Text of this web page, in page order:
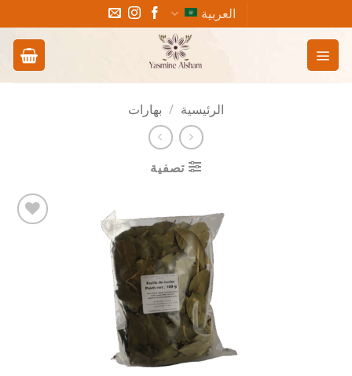
للمحتوى
العربية
الرئيسية / بهارات
تصفية